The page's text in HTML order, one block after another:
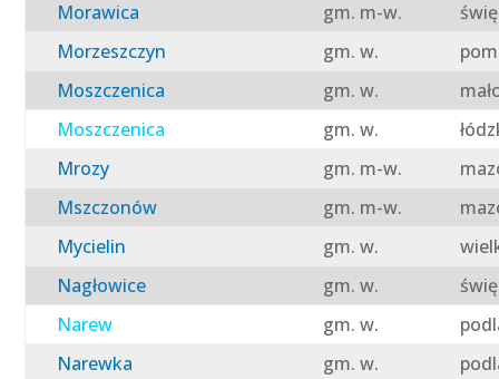
Morawica
gm. m-w.
Morzeszczyn
gm. w.
Moszczenica
gm. w.
Moszczenica
gm. w.
Mrozy
gm. m-w.
Mszczonów
gm. m-w.
Mycielin
gm. w.
Nagłowice
gm. w.
Narew
gm. w.
Narewka
gm. w.